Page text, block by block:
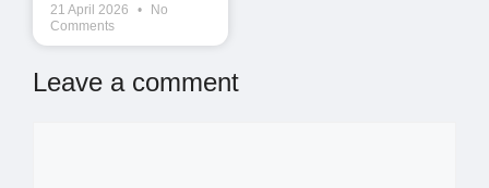
21 April 2026
No
Comments
Leave a comment